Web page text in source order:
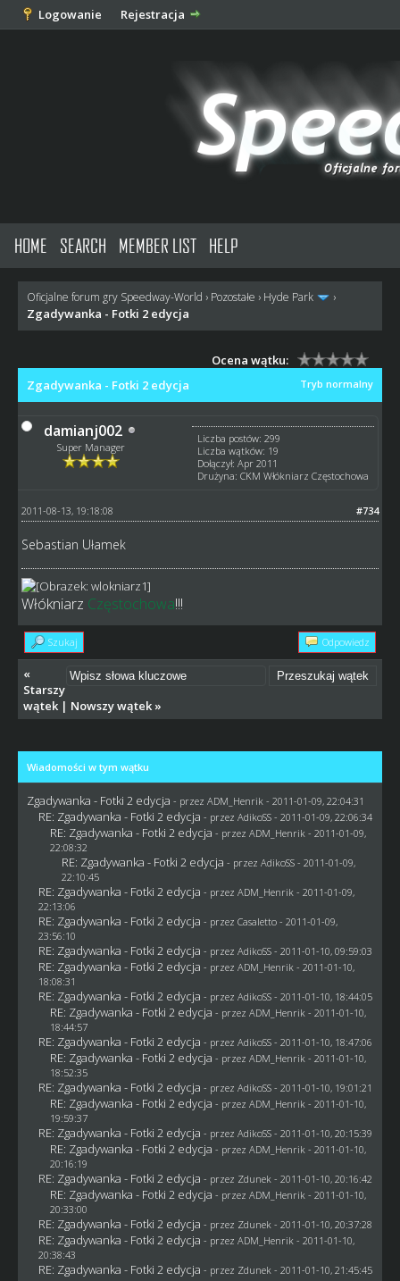
Logowanie Rejestracja
HOME SEARCH MEMBER LIST HELP
Oficjalne forum gry Speedway-World › Pozostałe › Hyde Park ›
Zgadywanka - Fotki 2 edycja
Ocena wątku:
Tryb normalny
Zgadywanka - Fotki 2 edycja
damianj002
Super Manager
Liczba postów: 299
Liczba wątków: 19
Dołączył: Apr 2011
Drużyna: CKM Włókniarz Częstochowa
#734
2011-08-13, 19:18:08
Sebastian Ułamek
Włókniarz Częstochowa!!!
Szukaj Odpowiedz
«
Starszy
wątek| Nowszy wątek»
Wiadomości w tym wątku
Zgadywanka - Fotki 2 edycja - przez ADM_Henrik - 2011-01-09, 22:04:31
RE: Zgadywanka - Fotki 2 edycja - przez AdikoSS - 2011-01-09, 22:06:34
RE: Zgadywanka - Fotki 2 edycja - przez ADM_Henrik - 2011-01-09,
22:08:32
RE: Zgadywanka - Fotki 2 edycja - przez AdikoSS - 2011-01-09,
22:10:45
RE: Zgadywanka - Fotki 2 edycja - przez ADM_Henrik - 2011-01-09,
22:13:06
RE: Zgadywanka - Fotki 2 edycja - przez Casaletto- 2011-01-09,
23:56:10
RE: Zgadywanka - Fotki 2 edycja - przez AdikoSS - 2011-01-10, 09:59:03
RE: Zgadywanka - Fotki 2 edycja - przez ADM_Henrik - 2011-01-10,
18:08:31
RE: Zgadywanka - Fotki 2 edycja - przez AdikoSS - 2011-01-10, 18:44:05
RE: Zgadywanka - Fotki 2 edycja - przez ADM_Henrik - 2011-01-10,
18:44:57
RE: Zgadywanka - Fotki 2 edycja - przez AdikoSS - 2011-01-10, 18:47:06
RE: Zgadywanka - Fotki 2 edycja - przez ADM_Henrik - 2011-01-10,
18:52:35
RE: Zgadywanka - Fotki 2 edycja - przez AdikoSS - 2011-01-10, 19:01:21
RE: Zgadywanka - Fotki 2 edycja - przez ADM_Henrik - 2011-01-10,
19:59:37
RE: Zgadywanka - Fotki 2 edycja - przez AdikoSS - 2011-01-10, 20:15:39
RE: Zgadywanka - Fotki 2 edycja - przez ADM_Henrik - 2011-01-10,
20:16:19
RE: Zgadywanka - Fotki 2 edycja - przez Zdunek - 2011-01-10, 20:16:42
RE: Zgadywanka - Fotki 2 edycja - przez ADM_Henrik - 2011-01-10,
20:33:00
RE: Zgadywanka - Fotki 2 edycja - przez Zdunek - 2011-01-10, 20:37:28
RE: Zgadywanka - Fotki 2 edycja - przez ADM_Henrik - 2011-01-10,
20:38:43
RE: Zgadywanka - Fotki 2 edycja - przez Zdunek - 2011-01-10, 21:45:45